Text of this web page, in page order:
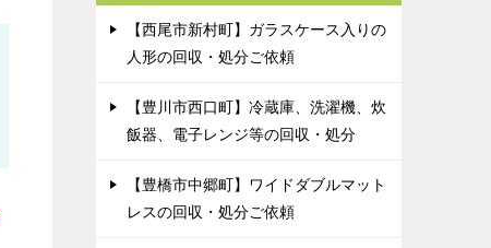
【西尾市新村町】ガラスケース入りの
人形の回収・処分ご依頼
【豊川市西口町】冷蔵庫、洗濯機、炊
飯器、電子レンジ等の回収・処分
【豊橋市中郷町】ワイドダブルマット
レスの回収・処分ご依頼